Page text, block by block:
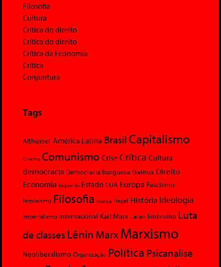
Filosofia
Cultura
Crítica do direito
Crítica do direito
Crítica da Economia
Crítica
Conjuntura
Tags
Althusser América Latina Brasil Capitalismo
Cinema Comunismo Crise Crítica Cultura
democracia Democracia burguesa Dialética Direito
Economia Esquerda Estado EUA Europa Fascismo
feminismo Filosofia França Hegel História Ideologia
Imperialismo Internacional Karl Marx Lacan leninismo Luta
de classesLênin MarxMarxismo
Neoliberalismo Organização Política Psicanalise